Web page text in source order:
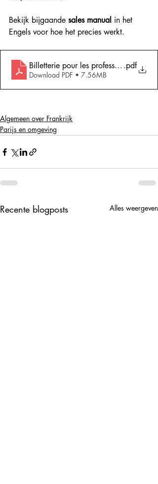
Bekijk bijgaande sales manual in het
Engels voor hoe het precies werkt.
Billetterie pour les .pdf
Download PDF • 7.56MB
Algemeen over Frankrijk
Parijs en omgeving
Recente blogposts Alles weergeven